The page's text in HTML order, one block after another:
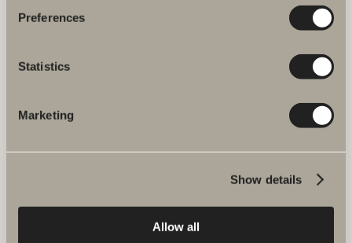
Preferences
Statistics
Marketing
Show details
Allow all